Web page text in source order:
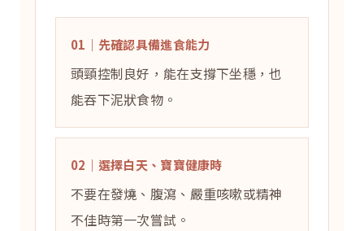
01｜先確認具備進食能力
頭頸控制良好，能在支撐下坐穩，也
能吞下泥狀食物。
02｜選擇白天、寶寶健康時
不要在發燒、腹瀉、嚴重咳嗽或精神
不佳時第一次嘗試。